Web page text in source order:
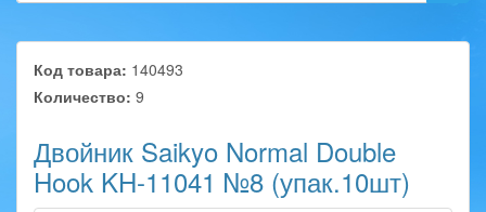
Код товара: 140493
Количество: 9
Двойник Saikyo Normal Double
Hook KH-11041 №8 (упак.10шт)